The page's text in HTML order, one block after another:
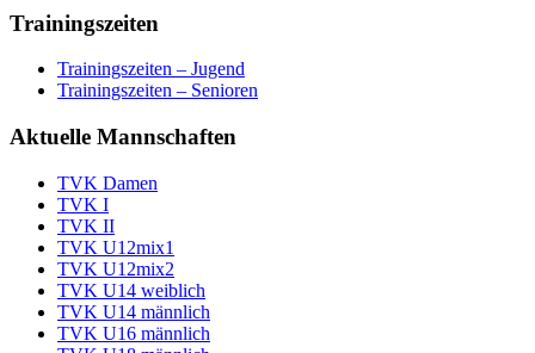
Trainingszeiten
Trainingszeiten – Jugend
Trainingszeiten – Senioren
Aktuelle Mannschaften
TVK Damen
TVK I
TVK II
TVK U12mix1
TVK U12mix2
TVK U14 weiblich
TVK U14 männlich
TVK U16 männlich